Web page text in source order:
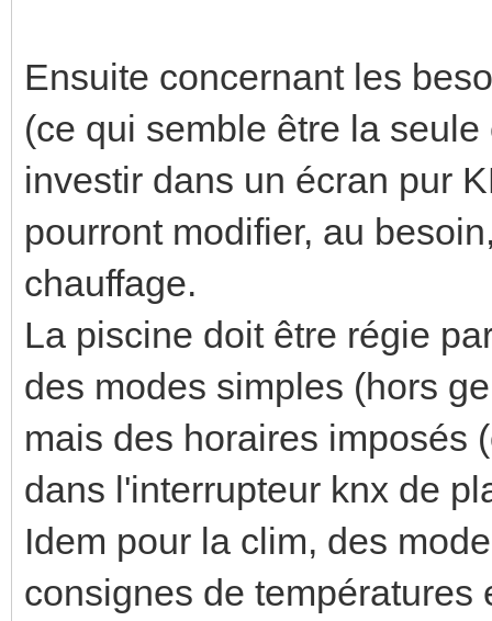
Ensuite concernant les
(ce qui semble être la
investir dans un écran pur
pourront modifier, au
chauffage.
La piscine doit être régie
des modes simples (hors
mais des horaires imposés
dans l'interrupteur knx de
Idem pour la clim, des
consignes de températures